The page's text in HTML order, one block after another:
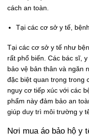
cách an toàn.
Tại các cơ sở y tế,
Tại các cơ sở y tế như
rất phổ biến. Các bác sĩ,
bảo vệ bản thân và ngăn
đặc biệt quan trọng trong
nguy cơ tiếp xúc với các
phẩm này đảm bảo an
giúp duy trì môi trường y
Nơi mua áo bảo hộ y